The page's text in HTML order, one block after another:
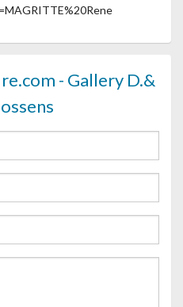
- Gallery D.&